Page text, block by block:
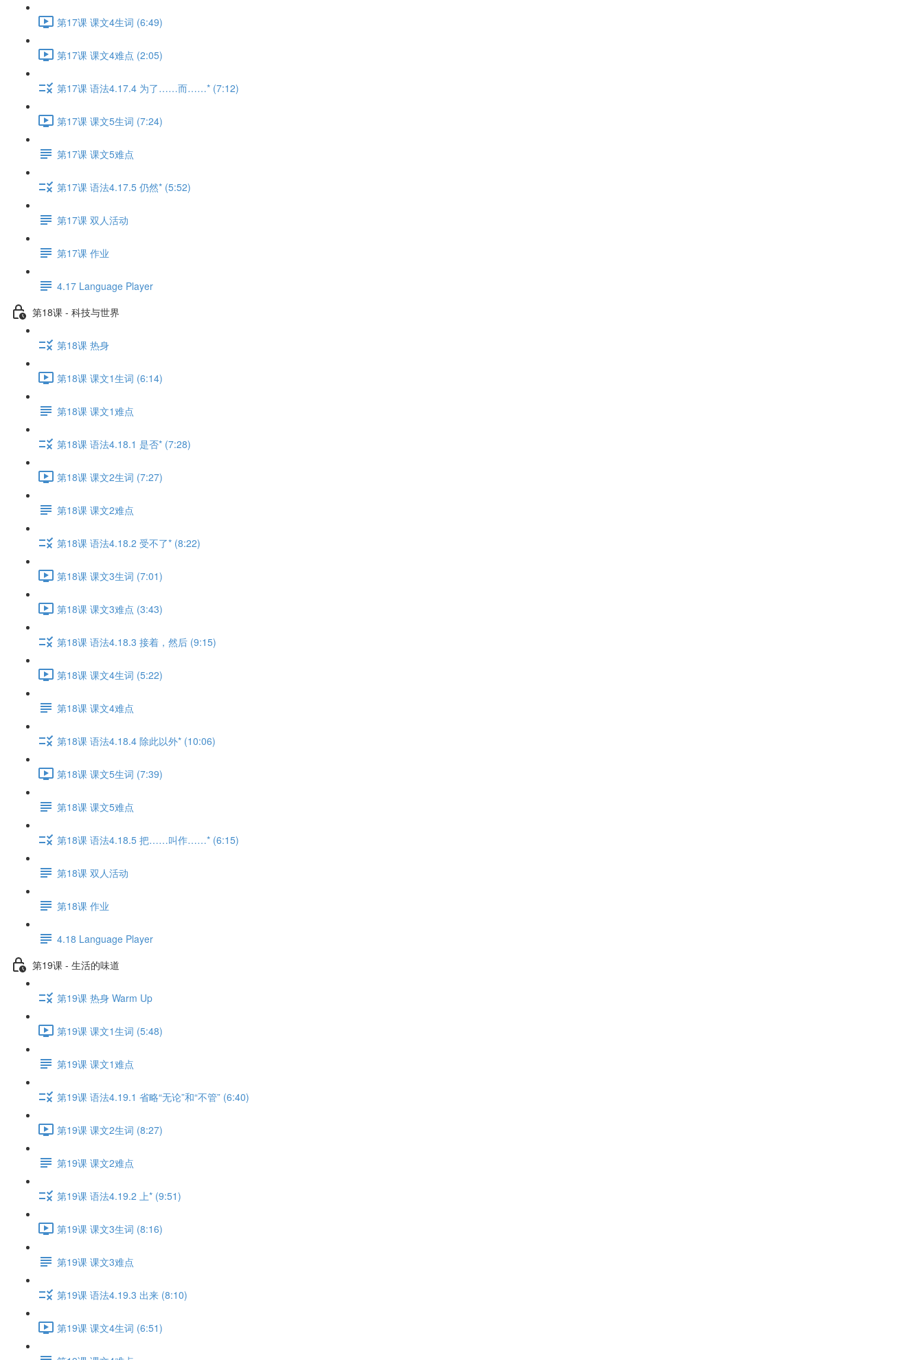
第17课 课文4生词 (6:49)
第17课 课文4难点 (2:05)
第17课 语法4.17.4 为了……而……* (7:12)
第17课 课文5生词 (7:24)
第17课 课文5难点
第17课 语法4.17.5 仍然* (5:52)
第17课 双人活动
第17课 作业
4.17 Language Player
第18课 - 科技与世界
第18课 热身
第18课 课文1生词 (6:14)
第18课 课文1难点
第18课 语法4.18.1 是否* (7:28)
第18课 课文2生词 (7:27)
第18课 课文2难点
第18课 语法4.18.2 受不了* (8:22)
第18课 课文3生词 (7:01)
第18课 课文3难点 (3:43)
第18课 语法4.18.3 接着，然后 (9:15)
第18课 课文4生词 (5:22)
第18课 课文4难点
第18课 语法4.18.4 除此以外* (10:06)
第18课 课文5生词 (7:39)
第18课 课文5难点
第18课 语法4.18.5 把……叫作……* (6:15)
第18课 双人活动
第18课 作业
4.18 Language Player
第19课 - 生活的味道
第19课 热身 Warm Up
第19课 课文1生词 (5:48)
第19课 课文1难点
第19课 语法4.19.1 省略“无论”和“不管” (6:40)
第19课 课文2生词 (8:27)
第19课 课文2难点
第19课 语法4.19.2 上* (9:51)
第19课 课文3生词 (8:16)
第19课 课文3难点
第19课 语法4.19.3 出来 (8:10)
第19课 课文4生词 (6:51)